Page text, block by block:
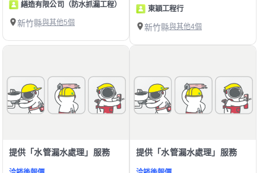
繕造有限公司（防水抓漏工程）
新竹縣與其他5個
東穎工程行
新竹縣與其他4個
提供「水管漏水處理」服務 提供「水管漏水處理」服務